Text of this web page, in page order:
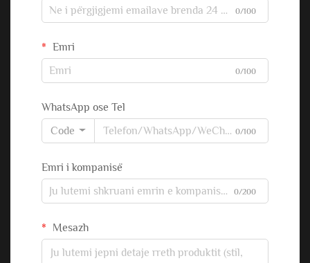
0/100
Emri
0/100
WhatsApp ose Tel
Code
0/100
Emri i kompanisë
0/200
Mesazh